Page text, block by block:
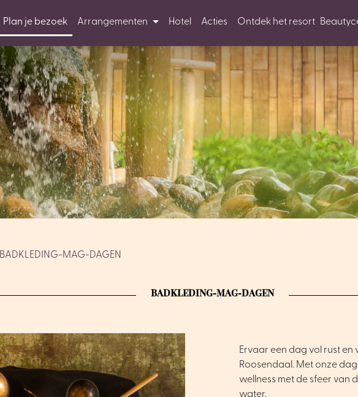
Plan je bezoek Arrangementen Hotel Acties Ontdek het resort
BADKLEDING-MAG-DAGEN
BADKLEDING-MAG-DAGEN
Ervaar een dag vol rust
Roosendaal. Met onze
wellness met de sfeer van
water.